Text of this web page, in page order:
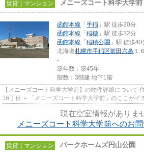
賃貸｜マンション メニーズコート科学大学前
函館本線 「 手稲 」駅 徒歩20分
函館本線 「 稲穂 」駅 徒歩32分
函館本線 「 稲積公園 」駅 徒歩40
北海道札幌市手稲区前田六条 １
-
築年数：築45年
階数：3階建 地下1階
【メニーズコート科学大学前】の物件詳細について 住所：札幌市手稲区前田6条
16丁目 ～「メニーズコート科学大学前」のここがイチオシ～ ～ 北海道科学大学
現在空室情報がありま
メニーズコート科学大学前へのお
賃貸｜マンション パークホームズ円山公園